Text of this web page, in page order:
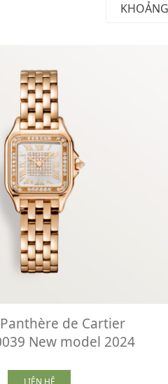
de Cartier
New model 2024
LIÊN HỆ